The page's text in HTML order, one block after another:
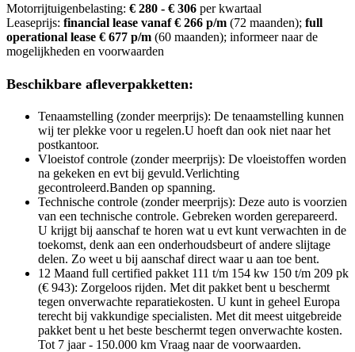
Motorrijtuigenbelasting: € 280 - € 306 per kwartaal
Leaseprijs: financial lease vanaf € 266 p/m (72 maanden); full
operational lease € 677 p/m (60 maanden); informeer naar de
mogelijkheden en voorwaarden
Beschikbare afleverpakketten:
Tenaamstelling (zonder meerprijs): De tenaamstelling kunnen
wij ter plekke voor u regelen.U hoeft dan ook niet naar het
postkantoor.
Vloeistof controle (zonder meerprijs): De vloeistoffen worden
na gekeken en evt bij gevuld.Verlichting
gecontroleerd.Banden op spanning.
Technische controle (zonder meerprijs): Deze auto is voorzien
van een technische controle. Gebreken worden gerepareerd.
U krijgt bij aanschaf te horen wat u evt kunt verwachten in de
toekomst, denk aan een onderhoudsbeurt of andere slijtage
delen. Zo weet u bij aanschaf direct waar u aan toe bent.
12 Maand full certified pakket 111 t/m 154 kw 150 t/m 209 pk
(€ 943): Zorgeloos rijden. Met dit pakket bent u beschermt
tegen onverwachte reparatiekosten. U kunt in geheel Europa
terecht bij vakkundige specialisten. Met dit meest uitgebreide
pakket bent u het beste beschermt tegen onverwachte kosten.
Tot 7 jaar - 150.000 km Vraag naar de voorwaarden.